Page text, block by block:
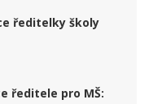
ředitelky školy
ředitele pro MŠ: